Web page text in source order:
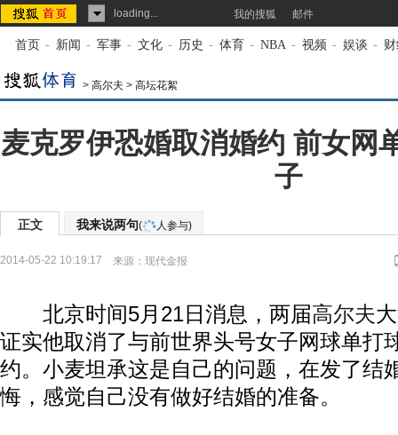
loading... 我的搜狐 邮件
首页 - 新闻 - 军事 - 文化 - 历史 - 体育 - NBA - 视频 - 娱谈 -
> 高尔夫 > 高坛花絮
麦克罗伊恐婚取消婚约 前女网
子
正文 我来说两句( 人参与)
2014-05-22 10:19:17 来源： 现代金报
北京时间5月21日消息，两届高尔夫
证实他取消了与前世界头号女子网球单打
约。小麦坦承这是自己的问题，在发了结
悔，感觉自己没有做好结婚的准备。